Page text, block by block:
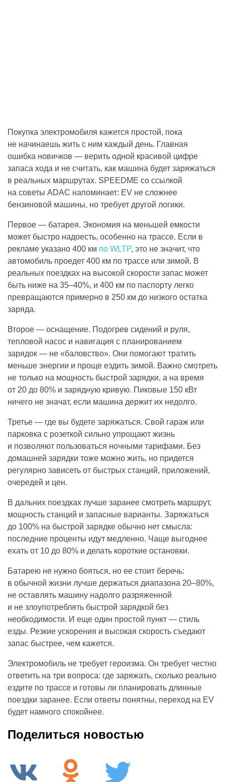
Покупка электромобиля кажется простой, пока
не начинаешь жить с ним каждый день. Главная
ошибка новичков — верить одной красивой цифре
запаса хода и не считать, как машина будет заряжаться
в реальных маршрутах. SPEEDME со ссылкой
на советы ADAC напоминает: EV не сложнее
бензиновой машины, но требует другой логики.
Первое — батарея. Экономия на меньшей емкости
может быстро надоесть, особенно на трассе. Если в
рекламе указано 400 км по WLTP, это не значит, что
автомобиль проедет 400 км по трассе или зимой. В
реальных поездках на высокой скорости запас может
быть ниже на 35–40%, и 400 км по паспорту легко
превращаются примерно в 250 км до низкого остатка
заряда.
Второе — оснащение. Подогрев сидений и руля,
тепловой насос и навигация с планированием
зарядок — не «баловство». Они помогают тратить
меньше энергии и проще ездить зимой. Важно смотреть
не только на мощность быстрой зарядки, а на время
от 20 до 80% и зарядную кривую. Пиковые 150 кВт
ничего не значат, если машина держит их недолго.
Третье — где вы будете заряжаться. Свой гараж или
парковка с розеткой сильно упрощают жизнь
и позволяют пользоваться ночными тарифами. Без
домашней зарядки тоже можно жить, но придется
регулярно зависеть от быстрых станций, приложений,
очередей и цен.
В дальних поездках лучше заранее смотреть маршрут,
мощность станций и запасные варианты. Заряжаться
до 100% на быстрой зарядке обычно нет смысла:
последние проценты идут медленно. Чаще выгоднее
ехать от 10 до 80% и делать короткие остановки.
Батарею не нужно бояться, но ее стоит беречь:
в обычной жизни лучше держаться диапазона 20–80%,
не оставлять машину надолго разряженной
и не злоупотреблять быстрой зарядкой без
необходимости. И еще один простой пункт — стиль
езды. Резкие ускорения и высокая скорость съедают
запас быстрее, чем кажется.
Электромобиль не требует героизма. Он требует честно
ответить на три вопроса: где заряжать, сколько реально
ездите по трассе и готовы ли планировать длинные
поездки заранее. Если ответы понятны, переход на EV
будет намного спокойнее.
Поделиться новостью